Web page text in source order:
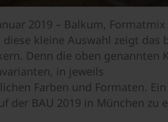
2019 – Balkum,
diese kleine Auswahl zeigt
Denn die oben
in jeweils
Farben und Formaten.
der BAU 2019 in München zu